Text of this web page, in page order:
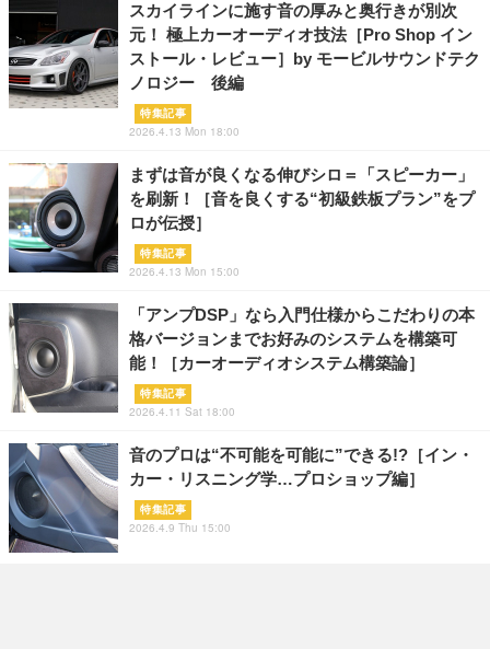
スカイラインに施す音の厚みと奥行きが別次
元！ 極上カーオーディオ技法［Pro Shop イン
ストール・レビュー］by モービルサウンドテク
ノロジー 後編
特集記事
2026.4.13 Mon 18:00
まずは音が良くなる伸びシロ＝「スピーカー」
を刷新！［音を良くする“初級鉄板プラン”をプ
ロが伝授］
特集記事
2026.4.13 Mon 15:00
「アンプDSP」なら入門仕様からこだわりの本
格バージョンまでお好みのシステムを構築可
能！［カーオーディオシステム構築論］
特集記事
2026.4.11 Sat 18:00
音のプロは“不可能を可能に”できる!?［イン・
カー・リスニング学…プロショップ編］
特集記事
2026.4.9 Thu 15:00